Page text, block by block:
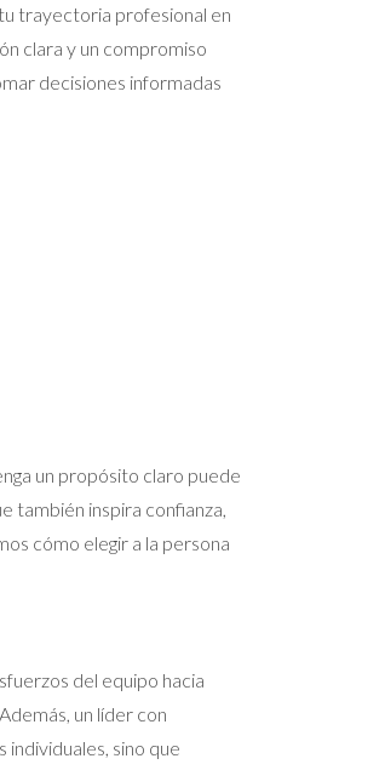
trayectoria profesional en
clara y un compromiso
decisiones informadas
un propósito claro puede
también inspira confianza,
cómo elegir a la persona
del equipo hacia
un líder con
sino que